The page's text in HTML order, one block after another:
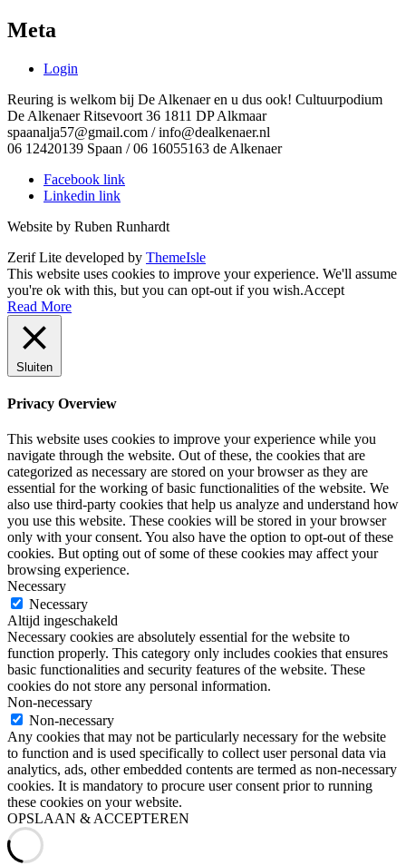
Meta
Login
Reuring is welkom bij De Alkenaer en u dus ook! Cultuurpodium
De Alkenaer Ritsevoort 36 1811 DP Alkmaar
spaanalja57@gmail.com / info@dealkenaer.nl
06 12420139 Spaan / 06 16055163 de Alkenaer
Facebook link
Linkedin link
Website by Ruben Runhardt
Zerif Lite developed by ThemeIsle
This website uses cookies to improve your experience. We'll assume
you're ok with this, but you can opt-out if you wish.Accept
Read More
Sluiten
Privacy Overview
This website uses cookies to improve your experience while you
navigate through the website. Out of these, the cookies that are
categorized as necessary are stored on your browser as they are
essential for the working of basic functionalities of the website. We
also use third-party cookies that help us analyze and understand how
you use this website. These cookies will be stored in your browser
only with your consent. You also have the option to opt-out of these
cookies. But opting out of some of these cookies may affect your
browsing experience.
Necessary
Necessary
Altijd ingeschakeld
Necessary cookies are absolutely essential for the website to
function properly. This category only includes cookies that ensures
basic functionalities and security features of the website. These
cookies do not store any personal information.
Non-necessary
Non-necessary
Any cookies that may not be particularly necessary for the website
to function and is used specifically to collect user personal data via
analytics, ads, other embedded contents are termed as non-necessary
cookies. It is mandatory to procure user consent prior to running
these cookies on your website.
OPSLAAN & ACCEPTEREN